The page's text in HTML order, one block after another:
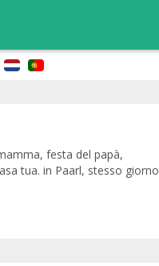
festa del papà,
tua. in Paarl, stesso giorno